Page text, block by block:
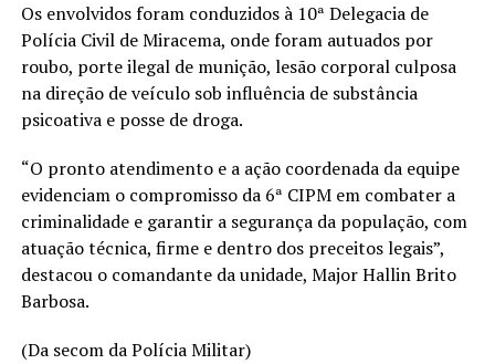
Os envolvidos foram conduzidos à 10ª Delegacia de
Polícia Civil de Miracema, onde foram autuados por
roubo, porte ilegal de munição, lesão corporal culposa
na direção de veículo sob influência de substância
psicoativa e posse de droga.
“O pronto atendimento e a ação coordenada da equipe
evidenciam o compromisso da 6ª CIPM em combater a
criminalidade e garantir a segurança da população, com
atuação técnica, firme e dentro dos preceitos legais”,
destacou o comandante da unidade, Major Hallin Brito
Barbosa.
(Da secom da Polícia Militar)